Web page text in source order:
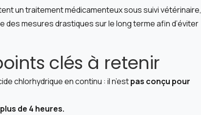
un traitement médicamenteux sous suivi vétérinaire,
des mesures drastiques sur le long terme afin d’éviter
clés à retenir
chlorhydrique en continu : il n’estpas conçu pour
de 4 heures.